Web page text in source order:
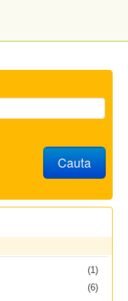
Cauta
(1)
(6)